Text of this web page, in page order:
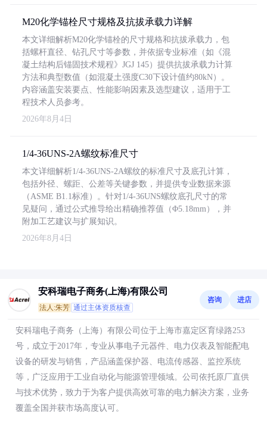
M20化学锚栓尺寸规格及抗拔承载力详解
本文详细解析M20化学锚栓的尺寸规格和抗拔承载力，包
括螺杆直径、钻孔尺寸等参数，并依据专业标准（如《混
凝土结构后锚固技术规程》JGJ 145）提供抗拔承载力计算
方法和典型数值（如混凝土强度C30下设计值约80kN）。
内容涵盖安装要点、性能影响因素及选型建议，适用于工
程技术人员参考。
2026年8月4日
1/4-36UNS-2A螺纹标准尺寸
本文详细解析1/4-36UNS-2A螺纹的标准尺寸及底孔计算，
包括外径、螺距、公差等关键参数，并提供专业数据来源
（ASME B1.1标准）。针对1/4-36UNS螺纹底孔尺寸的常
见疑问，通过公式推导给出精确推荐值（Φ5.18mm），并
附加工艺建议与扩展知识。
2026年8月4日
安科瑞电子商务(上海)有限公司
法人:朱芳 通过主体资质核查
咨询 进店
安科瑞电子商务（上海）有限公司位于上海市嘉定区育绿路253
号，成立于2017年，专业从事电子元器件、电力仪表及智能配电
设备的研发与销售，产品涵盖保护器、电流传感器、监控系统
等，广泛应用于工业自动化与能源管理领域。公司依托原厂直供
与技术优势，致力于为客户提供高效可靠的电力解决方案，业务
覆盖全国并获市场高度认可。